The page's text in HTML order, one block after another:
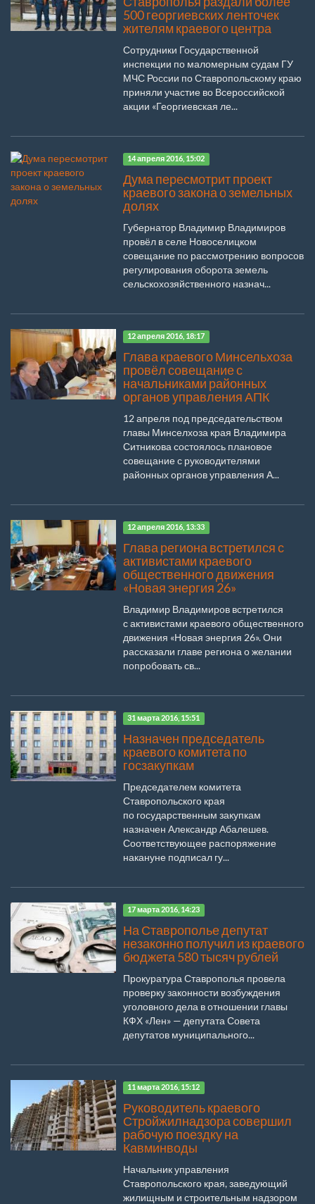
500 георгиевских ленточек
жителям краевого центра
Сотрудники Государственной
инспекции по маломерным судам ГУ
МЧС России по Ставропольскому краю
приняли участие во Всероссийской
акции «Георгиевская ле...
14 апреля 2016, 15:02
Дума пересмотрит проект
краевого закона о земельных
долях
Губернатор Владимир Владимиров
провёл в селе Новоселицком
совещание по рассмотрению вопросов
регулирования оборота земель
сельскохозяйственного назнач...
12 апреля 2016, 18:17
Глава краевого Минсельхоза
провёл совещание с
начальниками районных
органов управления АПК
12 апреля под председательством
главы Минселхоза края Владимира
Ситникова состоялось плановое
совещание с руководителями
районных органов управления А...
12 апреля 2016, 13:33
Глава региона встретился с
активистами краевого
общественного движения
«Новая энергия 26»
Владимир Владимиров встретился
с активистами краевого общественного
движения «Новая энергия 26». Они
рассказали главе региона о желании
попробовать св...
31 марта 2016, 15:51
Назначен председатель
краевого комитета по
госзакупкам
Председателем комитета
Ставропольского края
по государственным закупкам
назначен Александр Абалешев.
Соответствующее распоряжение
накануне подписал гу...
17 марта 2016, 14:23
На Ставрополье депутат
незаконно получил из краевого
бюджета 580 тысяч рублей
Прокуратура Ставрополья провела
проверку законности возбуждения
уголовного дела в отношении главы
КФХ «Лен» — депутата Совета
депутатов муниципального...
11 марта 2016, 15:12
Руководитель краевого
Стройжилнадзора совершил
рабочую поездку на
Кавминводы
Начальник управления
Ставропольского края, заведующий
жилищным и строительным надзором